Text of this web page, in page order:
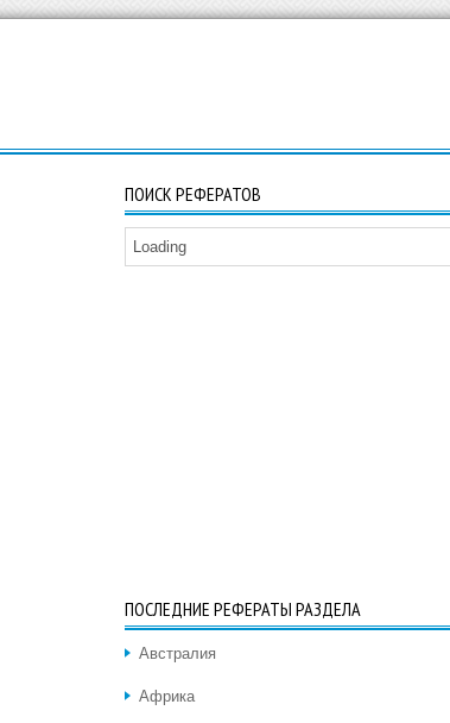
ПОИСК РЕФЕРАТОВ
Loading
ПОСЛЕДНИЕ РЕФЕРАТЫ РАЗДЕЛА
Австралия
Африка